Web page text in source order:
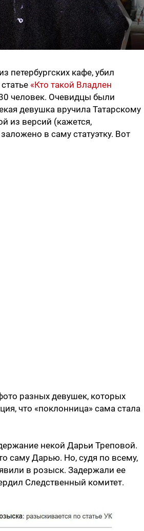
петербургских кафе, убил
«Кто такой Владлен
человек. Очевидцы были
девушка вручила Татарскому
из версий (кажется,
в саму статуэтку. Вот
разных девушек, которых
что «поклонница» сама стала
некой Дарьи Треповой.
саму Дарью. Но, судя по всему,
в розыск. Задержали ее
Следственный комитет.